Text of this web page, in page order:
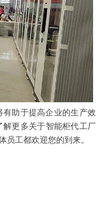
助于提高企业的生产效
更多关于智能柜代工厂
员工都欢迎您的到来。